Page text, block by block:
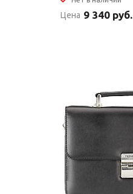
Цена 9 340 руб.